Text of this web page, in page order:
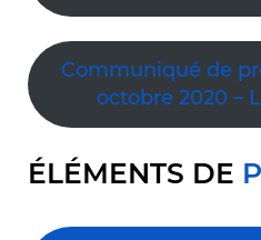
Communiqué de
octobre 2020 –
ÉLÉMENTS DE